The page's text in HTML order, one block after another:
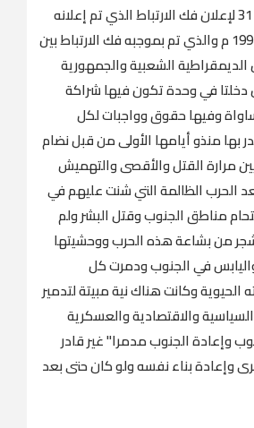
◀️ تهل علينا الذكرى 31 لإعلان فك الارتباط الذي تم إعلانه
في تاريخ 21. مايو . 1994 م والذي تم بموجبه فك الارتباط بين
الشعبية والجمهورية
دخلتا في وحدة تكون فيها شراكة
وفيها حقوق وواجبات لكل
بها منذو أيامها الأولى من قبل نضام
مرارة القتل والأقصى والتهميش
الحرب الظالمة التي شنت عليهم في
م وتم اقتحام مناطق الجنوب وقتل البشر ولم
من بشاعة هذه الحرب ووحشيتها
في الجنوب ودمرت كل
وكانت هناك نية مبيتة لتدمير
والاقتصادية والعسكرية
وإعادة الجنوب مدمرا" غير قادر
وإعادة بناء نفسه ولو كان حتى بعد